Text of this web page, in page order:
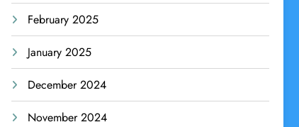
February 2025
January 2025
December 2024
November 2024